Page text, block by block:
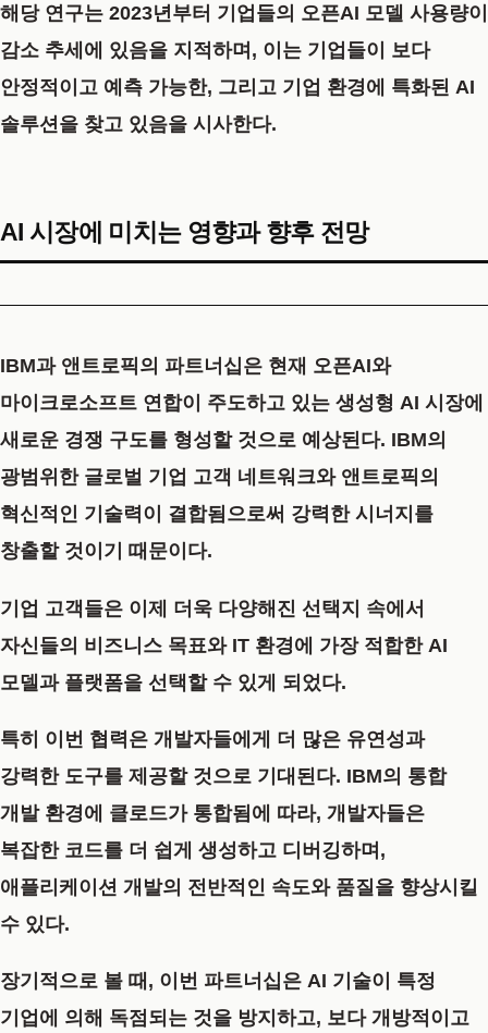
해당 연구는 2023년부터 기업들의 오픈AI 모델 사용량이
감소 추세에 있음을 지적하며, 이는 기업들이 보다
안정적이고 예측 가능한, 그리고 기업 환경에 특화된 AI
솔루션을 찾고 있음을 시사한다.
AI 시장에 미치는 영향과 향후 전망
IBM과 앤트로픽의 파트너십은 현재 오픈AI와
마이크로소프트 연합이 주도하고 있는 생성형 AI 시장에
새로운 경쟁 구도를 형성할 것으로 예상된다. IBM의
광범위한 글로벌 기업 고객 네트워크와 앤트로픽의
혁신적인 기술력이 결합됨으로써 강력한 시너지를
창출할 것이기 때문이다.
기업 고객들은 이제 더욱 다양해진 선택지 속에서
자신들의 비즈니스 목표와 IT 환경에 가장 적합한 AI
모델과 플랫폼을 선택할 수 있게 되었다.
특히 이번 협력은 개발자들에게 더 많은 유연성과
강력한 도구를 제공할 것으로 기대된다. IBM의 통합
개발 환경에 클로드가 통합됨에 따라, 개발자들은
복잡한 코드를 더 쉽게 생성하고 디버깅하며,
애플리케이션 개발의 전반적인 속도와 품질을 향상시킬
수 있다.
장기적으로 볼 때, 이번 파트너십은 AI 기술이 특정
기업에 의해 독점되는 것을 방지하고, 보다 개방적이고